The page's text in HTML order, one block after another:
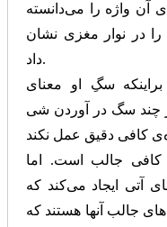
آن واژه را می‌دانسته
در نوار مغزی نشان
داد.
سگِ او معنای
چند سگ در آوردن شی
کافی جالب است. اما
آتی ایجاد می‌کند که
جالب آنها هستند که